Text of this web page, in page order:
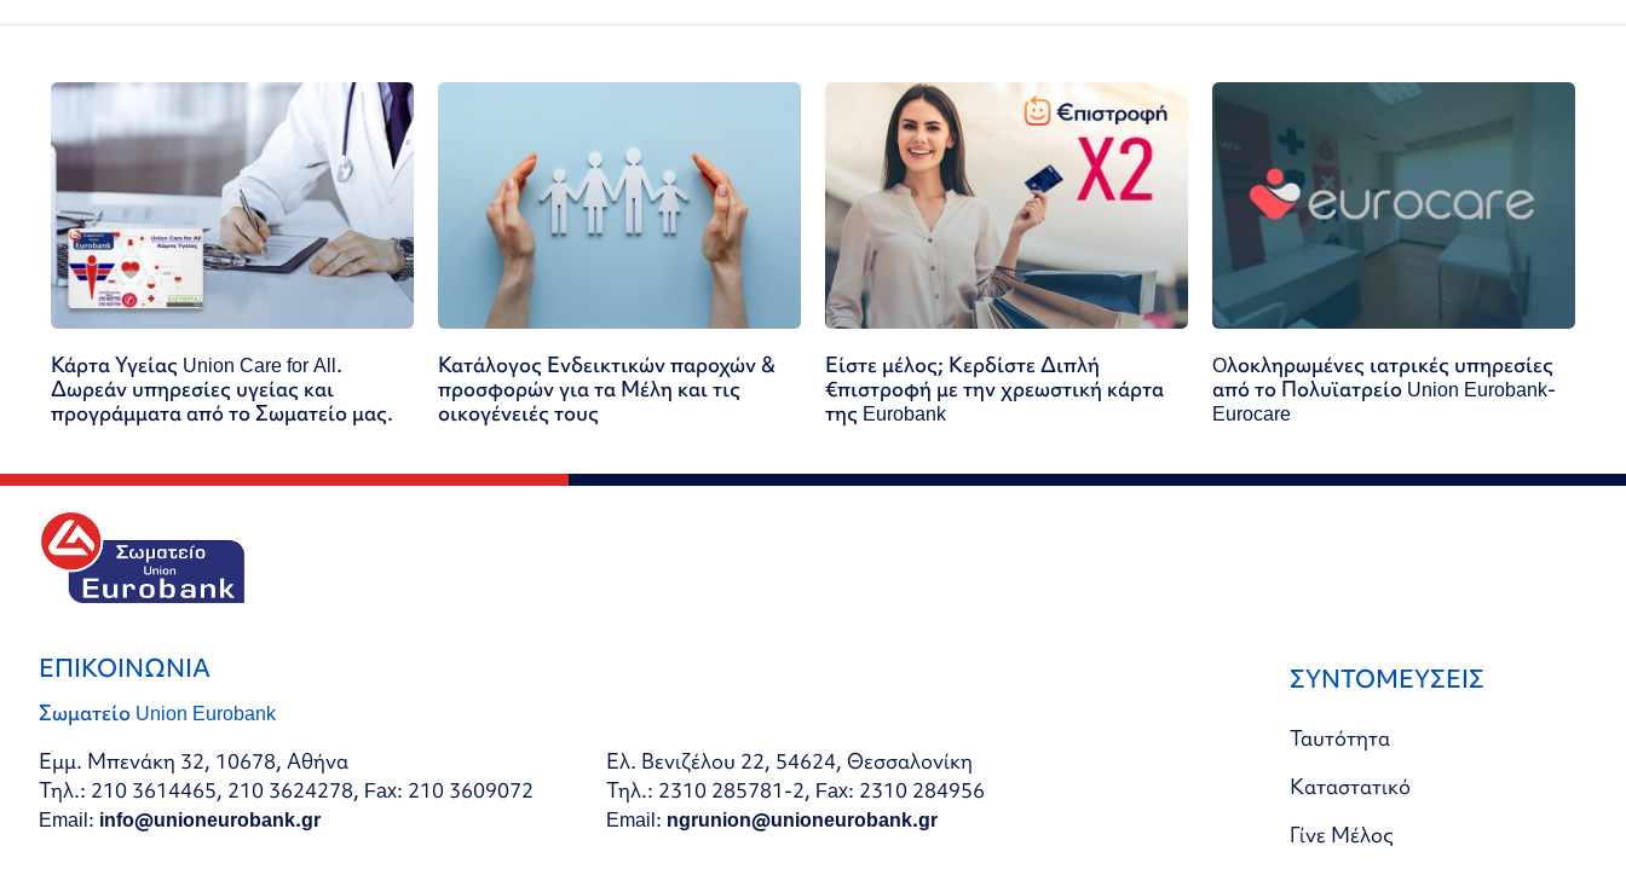
Κάρτα Υγείας Union Care for All.
Δωρεάν υπηρεσίες υγείας και
προγράμματα από το Σωματείο μας.
Κατάλογος Ενδεικτικών παροχών &
προσφορών για τα Μέλη και τις
οικογένειές τους
Είστε μέλος; Κερδίστε Διπλή
€πιστροφή με την χρεωστική κάρτα
της Eurobank
Oλοκληρωμένες ιατρικές υπηρεσίες
από το Πολυϊατρείο Union Eurobank-
Eurocare
ΕΠΙΚΟΙΝΩΝΙΑ
Σωματείο Union Eurobank
Εμμ. Μπενάκη 32, 10678, Αθήνα
Τηλ.: 210 3614465, 210 3624278, Fax: 210 3609072
Email: info@unioneurobank.gr
Ελ. Βενιζέλου 22, 54624, Θεσσαλονίκη
Τηλ.: 2310 285781-2, Fax: 2310 284956
Email: ngrunion@unioneurobank.gr
ΣΥΝΤΟΜΕΥΣΕΙΣ
Ταυτότητα
Καταστατικό
Γίνε Μέλος